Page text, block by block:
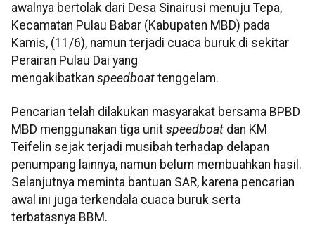
awalnya bertolak dari Desa Sinairusi menuju Tepa,
Kecamatan Pulau Babar (Kabupaten MBD) pada
Kamis, (11/6), namun terjadi cuaca buruk di sekitar
Perairan Pulau Dai yang
mengakibatkan speedboat tenggelam.
Pencarian telah dilakukan masyarakat bersama BPBD
MBD menggunakan tiga unit speedboat dan KM
Teifelin sejak terjadi musibah terhadap delapan
penumpang lainnya, namun belum membuahkan hasil.
Selanjutnya meminta bantuan SAR, karena pencarian
awal ini juga terkendala cuaca buruk serta
terbatasnya BBM.